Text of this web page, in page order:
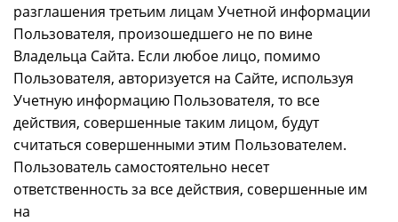
разглашения третьим лицам Учетной информации
Пользователя, произошедшего не по вине
Владельца Сайта. Если любое лицо, помимо
Пользователя, авторизуется на Сайте, используя
Учетную информацию Пользователя, то все
действия, совершенные таким лицом, будут
считаться совершенными этим Пользователем.
Пользователь самостоятельно несет
ответственность за все действия, совершенные им
на